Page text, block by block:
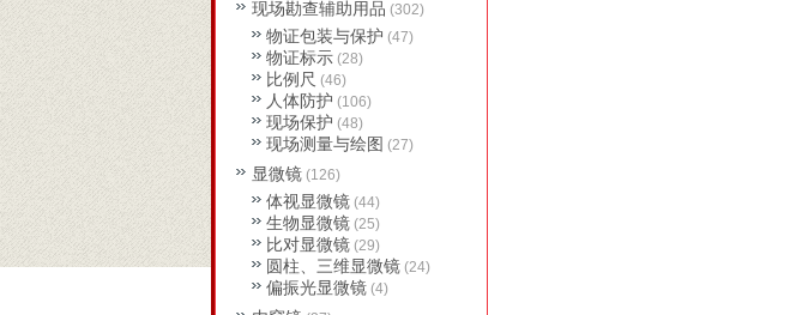
现场勘查辅助用品 (302)
物证包装与保护 (47)
物证标示 (28)
比例尺 (46)
人体防护 (106)
现场保护 (48)
现场测量与绘图 (27)
显微镜 (126)
体视显微镜 (44)
生物显微镜 (25)
比对显微镜 (29)
圆柱、三维显微镜 (24)
偏振光显微镜 (4)